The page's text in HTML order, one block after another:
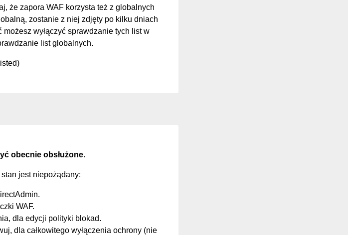
że zapora WAF korzysta też z globalnych
zostanie z niej zdjęty po kilku dniach
wyłączyć sprawdzanie tych list w
list globalnych.
obecnie obsłużone.
jest niepożądany:
WAF.
dla edycji polityki blokad.
dla całkowitego wyłączenia ochrony (nie